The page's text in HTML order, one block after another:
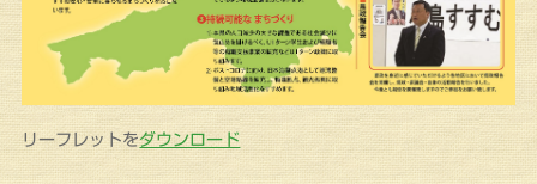
リーフレットをダウンロード